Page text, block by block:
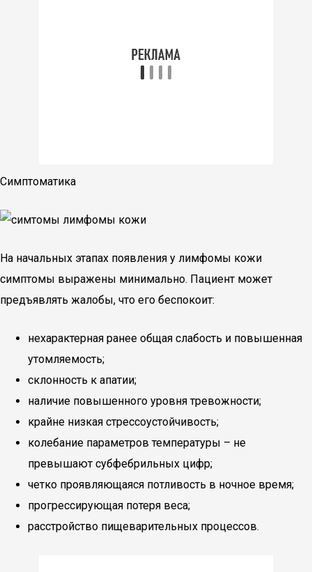
Симптоматика
На начальных этапах появления у лимфомы кожи
симптомы выражены минимально. Пациент может
предъявлять жалобы, что его беспокоит:
нехарактерная ранее общая слабость и повышенная
утомляемость;
склонность к апатии;
наличие повышенного уровня тревожности;
крайне низкая стрессоустойчивость;
колебание параметров температуры – не
превышают субфебрильных цифр;
четко проявляющаяся потливость в ночное время;
прогрессирующая потеря веса;
расстройство пищеварительных процессов.